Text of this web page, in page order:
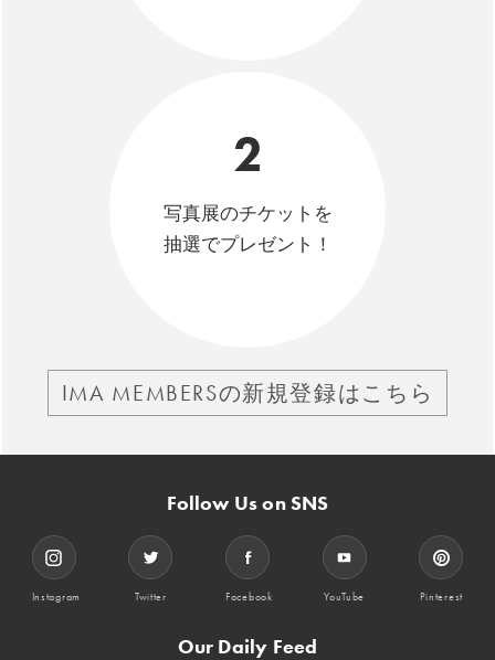
2
写真展のチケットを
抽選でプレゼント！
IMA MEMBERSの新規登録はこちら
Follow Us on SNS
Instagram Twitter Facebook YouTube Pinterest
Our Daily Feed